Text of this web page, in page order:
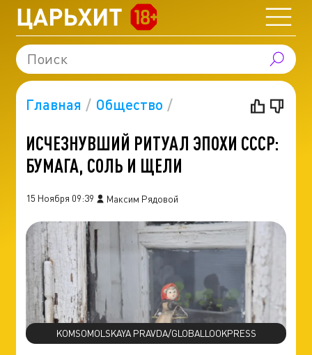
Главная Общество
ИСЧЕЗНУВШИЙ РИТУАЛ ЭПОХИ СССР:
БУМАГА, СОЛЬ И ЩЕЛИ
15 Ноября 09:39 Максим Рядовой
KOMSOMOLSKAYA PRAVDA/GLOBALLOOKPRESS